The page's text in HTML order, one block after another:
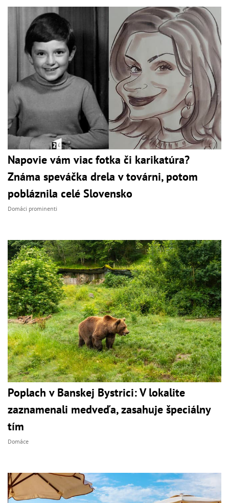
Napovie vám viac fotka či karikatúra?
Známa speváčka drela v továrni, potom
pobláznila celé Slovensko
Domáci prominenti
Poplach v Banskej Bystrici: V lokalite
zaznamenali medveďa, zasahuje špeciálny
tím
Domáce